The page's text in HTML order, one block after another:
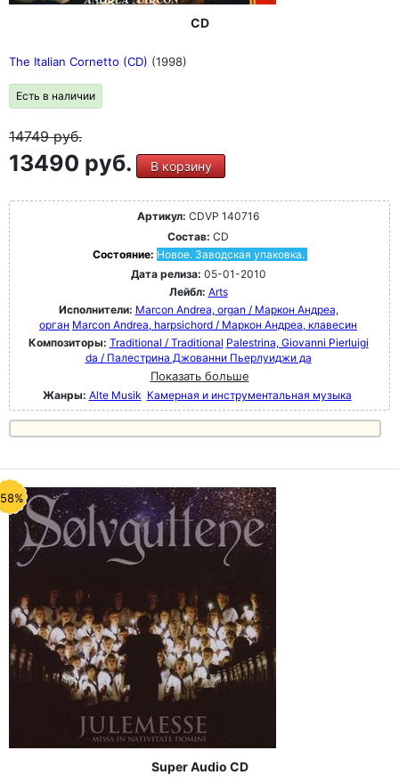
CD
The Italian Cornetto (CD) (1998)
Есть в наличии
14749руб.
13490 руб. В корзину
Артикул: CDVP 140716
Состав: CD
Состояние: Новое. Заводская упаковка.
Дата релиза: 05-01-2010
Лейбл: Arts
Исполнители: Marcon Andrea, organ / Маркон Андреа,
орган Marcon Andrea, harpsichord / Маркон Андреа, клавесин
Композиторы: Traditional / Traditional Palestrina, Giovanni Pierluigi
da / Палестрина Джованни Пьерлуиджи да
Показать больше
Жанры: Alte Musik Камерная и инструментальная музыка
Super Audio CD